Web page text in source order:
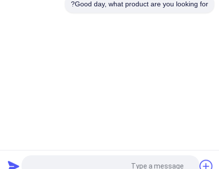
Good day, what product are you looking for?